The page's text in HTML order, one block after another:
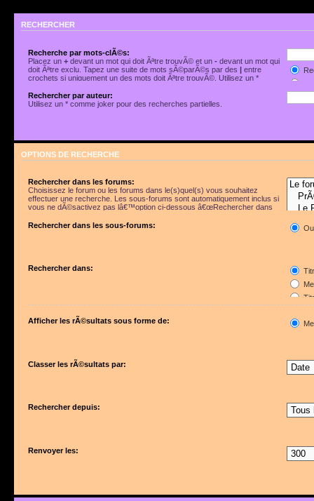
RECHERCHER
Recherche par mots-clÃ©s:
Placez un+ devant un mot qui doit Ãªtre trouvÃ© et un- devant un mot qui
doit Ãªtre exclu. Tapez une suite de mots sÃ©parÃ©s par des| entre
crochets si uniquement un des mots doit Ãªtre trouvÃ©. Utilisez un *
Rechercher par auteur:
Utilisez un * comme joker pour des recherches partielles.
OPTIONS DE RECHERCHE
Rechercher dans les forums:
Choisissez le forum ou les forums dans le(s)quel(s) vous souhaitez
effectuer une recherche. Les sous-forums sont automatiquement inclus si
vous ne dÃ©sactivez pas lâ€™option ci-dessous â€œRechercher dans
Rechercher dans les sous-forums:
Rechercher dans:
Afficher les rÃ©sultats sous forme de:
Classer les rÃ©sultats par:
Rechercher depuis:
Renvoyer les: